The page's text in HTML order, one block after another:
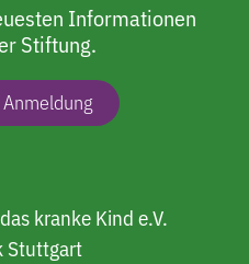
Informationen
Stiftung.
kranke Kind e.V.
Stuttgart